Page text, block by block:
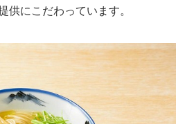
供にこだわっています。